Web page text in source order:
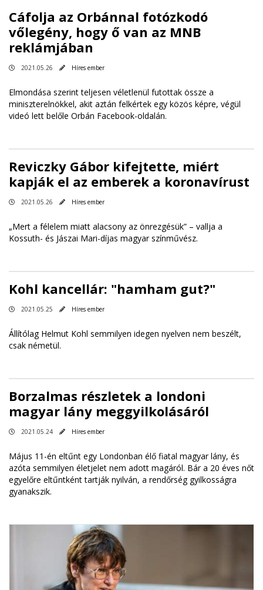
Cáfolja az Orbánnal fotózkodó
vőlegény, hogy ő van az MNB
reklámjában
2021.05.26 Híres ember
Elmondása szerint teljesen véletlenül futottak össze a
miniszterelnökkel, akit aztán felkértek egy közös képre, végül
videó lett belőle Orbán Facebook-oldalán.
Reviczky Gábor kifejtette, miért
kapják el az emberek a koronavírust
2021.05.26 Híres ember
„Mert a félelem miatt alacsony az önrezgésük” – vallja a
Kossuth- és Jászai Mari-díjas magyar színművész.
Kohl kancellár: "hamham gut?"
2021.05.25 Híres ember
Állítólag Helmut Kohl semmilyen idegen nyelven nem beszélt,
csak németül.
Borzalmas részletek a londoni
magyar lány meggyilkolásáról
2021.05.24 Híres ember
Május 11-én eltűnt egy Londonban élő fiatal magyar lány, és
azóta semmilyen életjelet nem adott magáról. Bár a 20 éves nőt
egyelőre eltűntként tartják nyilván, a rendőrség gyilkosságra
gyanakszik.